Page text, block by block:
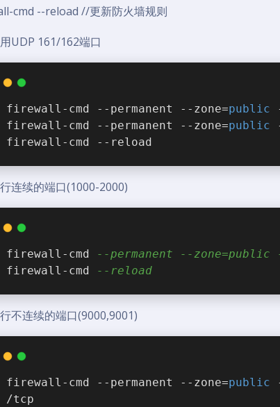
cmd --reload //更新防火墙规则
UDP 161/162端口
firewall-cmd --permanent --zone=public
firewall-cmd --permanent --zone=public
firewall-cmd --reload
连续的端口(1000-2000)
firewall-cmd
--permanent --zone=public
firewall-cmd
--reload
不连续的端口(9000,9001)
firewall-cmd --permanent --zone=public
/tcp